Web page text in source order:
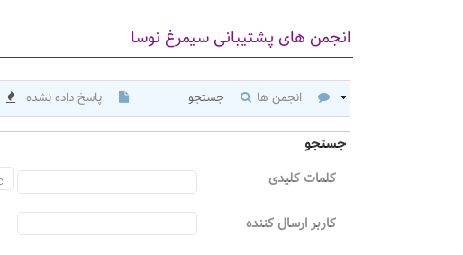
انجمن های پشتیبانی سیمرغ نوسا
انجمن ها جستجو پاسخ داده نشده
جستجو
کلمات کلیدی
كاربر ارسال كننده